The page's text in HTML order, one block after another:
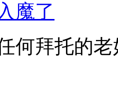
魔了
何拜托的老